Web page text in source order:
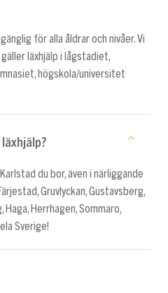
för alla åldrar och nivåer. Vi
läxhjälp i lågstadiet,
högskola/universitet
du bor, även i närliggande
Gruvlyckan, Gustavsberg,
Haga, Herrhagen, Sommaro,
Sverige!